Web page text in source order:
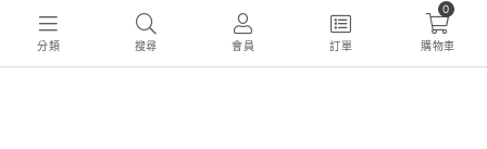
分類 搜尋 會員 訂單
0
購物車